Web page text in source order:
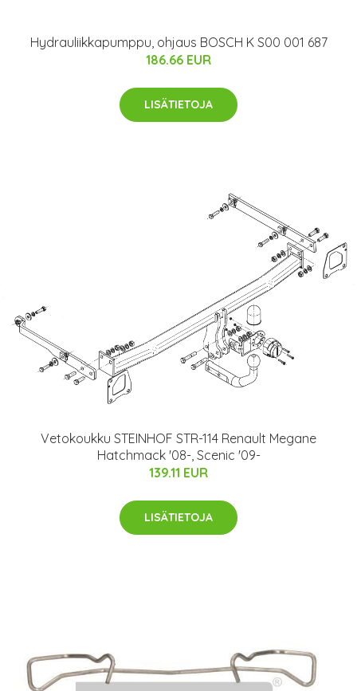
Hydrauliikkapumppu, ohjaus BOSCH K S00 001 687
186.66 EUR
LISÄTIETOJA
Vetokoukku STEINHOF STR-114 Renault Megane
Hatchmack '08-, Scenic '09-
139.11 EUR
LISÄTIETOJA